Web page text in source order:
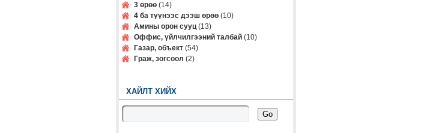
3 өрөө(14)
4 ба түүнээс дээш өрөө(10)
Амины орон сууц(13)
Оффис, үйлчилгээний талбай(10)
Газар, объект(54)
Граж, зогсоол (2)
ХАЙЛТ ХИЙХ